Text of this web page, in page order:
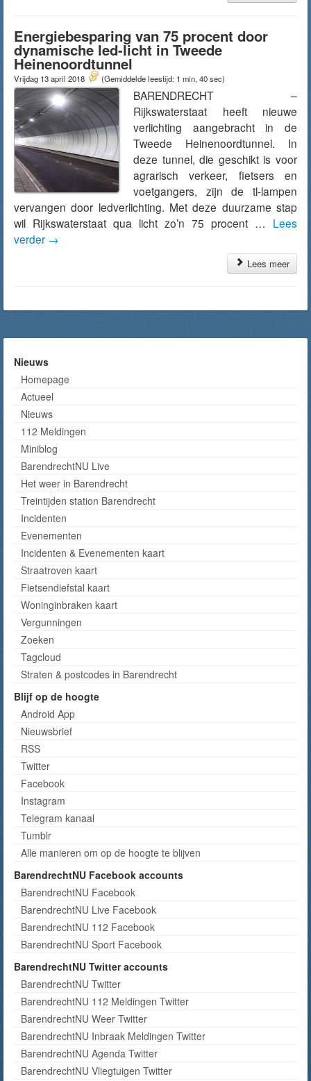
Energiebesparing van 75 procent door
dynamische led-licht in Tweede
Heinenoordtunnel
Vrijdag 13 april 2018 (Gemiddelde leestijd: 1 min, 40 sec)
BARENDRECHT –
Rijkswaterstaat heeft nieuwe
verlichting aangebracht in de
Tweede Heinenoordtunnel. In
deze tunnel, die geschikt is voor
agrarisch verkeer, fietsers en
voetgangers, zijn de tl-lampen
vervangen door ledverlichting. Met deze duurzame stap
wil Rijkswaterstaat qua licht zo’n 75 procent … Lees
verder →
Lees meer
Nieuws
Homepage
Actueel
Nieuws
112 Meldingen
Miniblog
BarendrechtNU Live
Het weer in Barendrecht
Treintijden station Barendrecht
Incidenten
Evenementen
Incidenten & Evenementen kaart
Straatroven kaart
Fietsendiefstal kaart
Woninginbraken kaart
Vergunningen
Zoeken
Tagcloud
Straten & postcodes in Barendrecht
Blijf op de hoogte
Android App
Nieuwsbrief
RSS
Twitter
Facebook
Instagram
Telegram kanaal
Tumblr
Alle manieren om op de hoogte te blijven
BarendrechtNU Facebook accounts
BarendrechtNU Facebook
BarendrechtNU Live Facebook
BarendrechtNU 112 Facebook
BarendrechtNU Sport Facebook
BarendrechtNU Twitter accounts
BarendrechtNU Twitter
BarendrechtNU 112 Meldingen Twitter
BarendrechtNU Weer Twitter
BarendrechtNU Inbraak Meldingen Twitter
BarendrechtNU Agenda Twitter
BarendrechtNU Vliegtuigen Twitter